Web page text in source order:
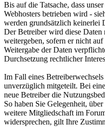
Bis auf die Tatsache, dass
Webhosters betrieben wird -
werden grundsätzlich keinerlei
Der Betreiber wird diese
weitergeben, sofern er nicht
Weitergabe der Daten
Durchsetzung rechtlicher
Im Fall eines
unverzüglich mitgeteilt. Bei
neue Betreiber die
So haben Sie Gelegenheit,
weitere Mitgliedschaft im
widersprechen, gilt Ihre